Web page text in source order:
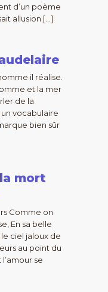
d’un poème
allusion […]
il réalise.
et la mer
de la
vocabulaire
bien sûr
mort
Comme on
En sa belle
ciel jaloux de
au point du
se